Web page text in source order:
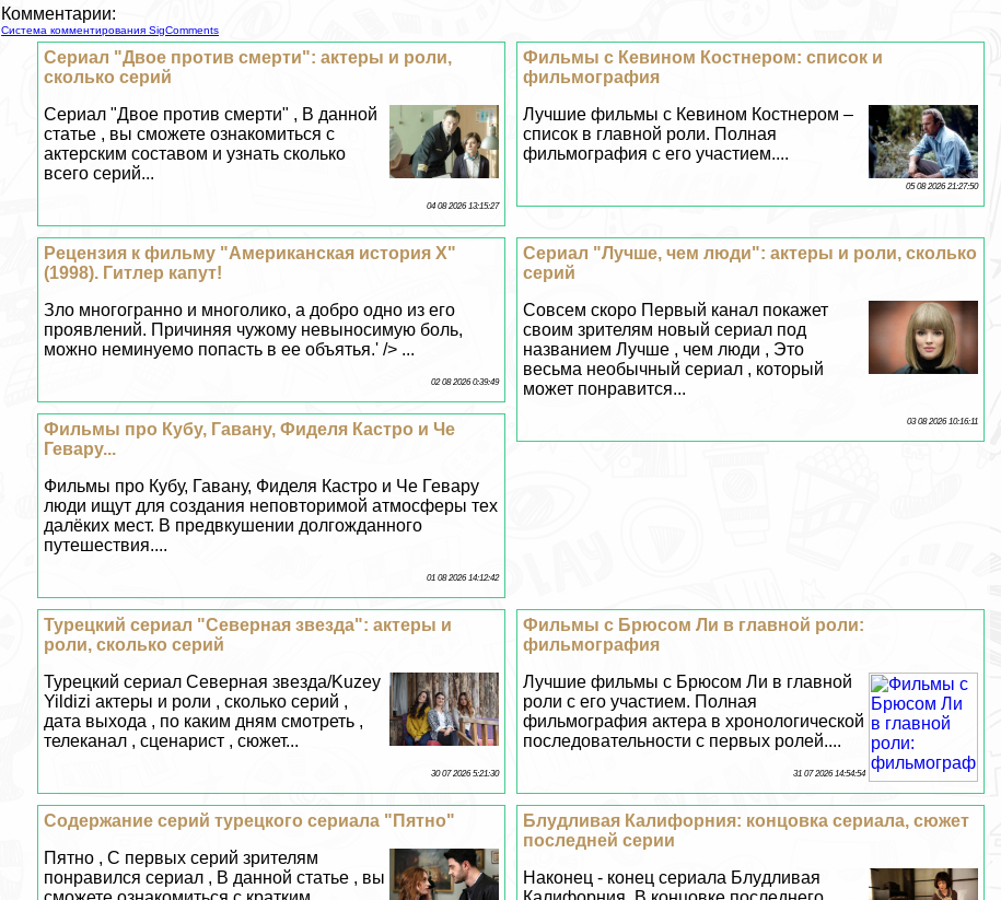
Комментарии:
Система комментирования SigComments
Фильмы с Кевином Костнером: список и
фильмография
Лучшие фильмы с Кевином Костнером –
список в главной роли. Полная
фильмография с его участием....
05 08 2026 21:27:50
Сериал "Двое против cмepти": актеры и роли,
сколько серий
Сериал "Двое против cмepти" , В данной
статье , вы сможете ознакомиться с
актерским составом и узнать сколько
всего серий...
04 08 2026 13:15:27
Сериал "Лучше, чем люди": актеры и роли, сколько
серий
Совсем скоро Первый канал покажет
своим зрителям новый сериал под
названием Лучше , чем люди , Это
весьма необычный сериал , который
может понравится...
03 08 2026 10:16:11
Рецензия к фильму "Американская история Х"
(1998). Гитлер капут!
Зло многогранно и многолико, а добро одно из его
проявлений. Причиняя чужому невыносимую боль,
можно неминуемо попасть в ее объятья.' /> ...
02 08 2026 0:39:49
Фильмы про Кубу, Гавану, Фиделя Кастро и Че
Гевару...
Фильмы про Кубу, Гавану, Фиделя Кастро и Че Гевару
люди ищут для создания неповторимой атмосферы тех
далёких мест. В предвкушении долгожданного
путешествия....
01 08 2026 14:12:42
Фильмы с Брюсом Ли в главной роли:
фильмография
Лучшие фильмы с Брюсом Ли в главной
роли с его участием. Полная
фильмография актера в хронологической
последовательности с первых ролей....
31 07 2026 14:54:54
Турецкий сериал "Северная звезда": актеры и
роли, сколько серий
Турецкий сериал Северная звезда/Kuzey
Yildizi актеры и роли , сколько серий ,
дата выхода , по каким дням смотреть ,
телеканал , сценарист , сюжет...
30 07 2026 5:21:30
Блyдливая Калифорния: концовка сериала, сюжет
последней серии
Наконец - конец сериала Блyдливая
Содержание серий турецкого сериала "Пятно"
Пятно , С первых серий зрителям
понравился сериал , В данной статье , вы